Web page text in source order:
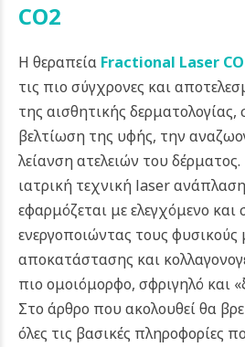
CO2
Η θεραπεία Fractional Laser
τις πιο σύγχρονες και
της αισθητικής
βελτίωση της υφής, την
λείανση ατελειών του δέρματος.
ιατρική τεχνική laser
εφαρμόζεται με ελεγχόμενο
ενεργοποιώντας τους
αποκατάστασης και
πιο ομοιόμορφο, σφριγηλό και
Στο άρθρο που ακολουθεί θα
όλες τις βασικές πληροφορίες